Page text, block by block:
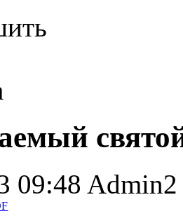
09:48 Admin2